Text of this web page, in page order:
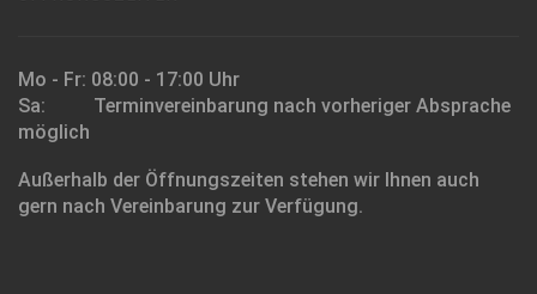
Mo - Fr: 08:00 - 17:00 Uhr
Sa: Terminvereinbarung nach vorheriger Absprache
möglich
Außerhalb der Öffnungszeiten stehen wir Ihnen auch
gern nach Vereinbarung zur Verfügung.